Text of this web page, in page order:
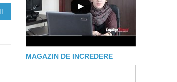
MAGAZIN DE INCREDERE